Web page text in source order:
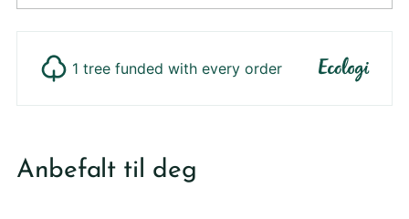
1 tree funded with every order
produktet
iAnbefalt til deg